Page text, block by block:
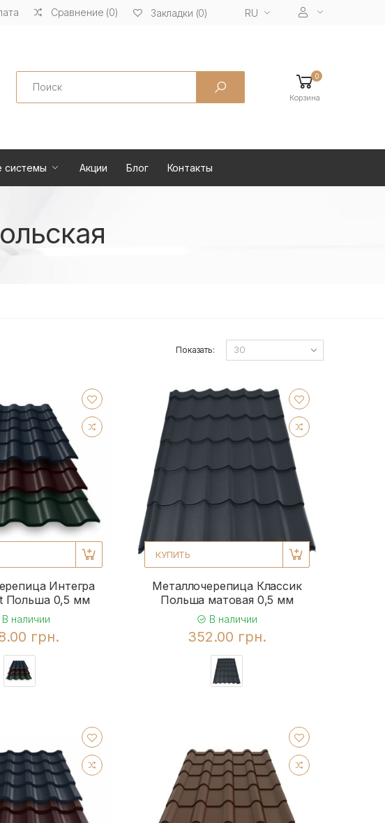
Сравнение (0) Закладки (0) RU
Search 0
Корзина
системы Акции Блог Контакты
Показать:
Интегра
Польша 0,5 мм
В наличии
грн.
КУПИТЬ
Металлочерепица Классик
Польша матовая 0,5 мм
В наличии
352.00 грн.